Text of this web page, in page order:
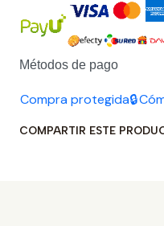
Métodos de pago
Compra protegida🔒
COMPARTIR ESTE